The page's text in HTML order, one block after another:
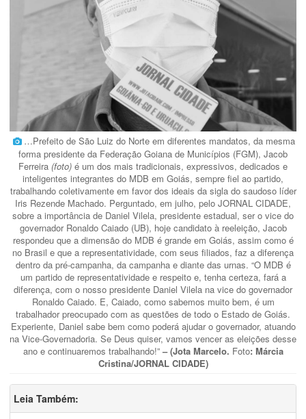
…Prefeito de São Luiz do Norte em diferentes mandatos, da mesma
forma presidente da Federação Goiana de Municípios (FGM), Jacob
Ferreira (foto) é um dos mais tradicionais, expressivos, dedicados e
inteligentes integrantes do MDB em Goiás, sempre fiel ao partido,
trabalhando coletivamente em favor dos ideais da sigla do saudoso líder
Iris Rezende Machado. Perguntado, em julho, pelo JORNAL CIDADE,
sobre a importância de Daniel Vilela, presidente estadual, ser o vice do
governador Ronaldo Caiado (UB), hoje candidato à reeleição, Jacob
respondeu que a dimensão do MDB é grande em Goiás, assim como é
no Brasil e que a representatividade, com seus filiados, faz a diferença
dentro da pré-campanha, da campanha e diante das urnas. “O MDB é
um partido de representatividade e respeito e, tenha certeza, fará a
diferença, com o nosso presidente Daniel Vilela na vice do governador
Ronaldo Caiado. E, Caiado, como sabemos muito bem, é um
trabalhador preocupado com as questões de todo o Estado de Goiás.
Experiente, Daniel sabe bem como poderá ajudar o governador, atuando
na Vice-Governadoria. Se Deus quiser, vamos vencer as eleições desse
ano e continuaremos trabalhando!” – (Jota Marcelo. Foto: Márcia
Cristina/JORNAL CIDADE)
Leia Também: